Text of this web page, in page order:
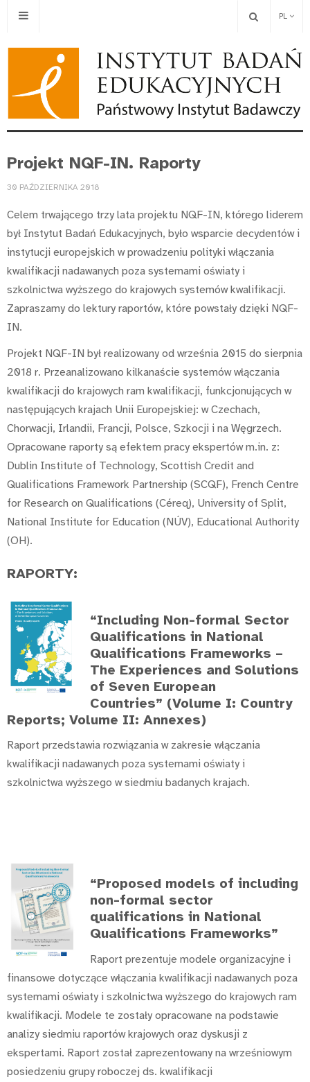
PL
Projekt NQF-IN. Raporty
30 PAŹDZIERNIKA 2018
Celem trwającego trzy lata projektu NQF-IN, którego liderem
był Instytut Badań Edukacyjnych, było wsparcie decydentów i
instytucji europejskich w prowadzeniu polityki włączania
kwalifikacji nadawanych poza systemami oświaty i
szkolnictwa wyższego do krajowych systemów kwalifikacji.
Zapraszamy do lektury raportów, które powstały dzięki NQF-
IN.
Projekt NQF-IN był realizowany od września 2015 do sierpnia
2018 r. Przeanalizowano kilkanaście systemów włączania
kwalifikacji do krajowych ram kwalifikacji, funkcjonujących w
następujących krajach Unii Europejskiej: w Czechach,
Chorwacji, Irlandii, Francji, Polsce, Szkocji i na Węgrzech.
Opracowane raporty są efektem pracy ekspertów m.in. z:
Dublin Institute of Technology, Scottish Credit and
Qualifications Framework Partnership (SCQF), French Centre
for Research on Qualifications (Céreq), University of Split,
National Institute for Education (NÚV), Educational Authority
(OH).
RAPORTY:
“Including Non-formal Sector
Qualifications in National
Qualifications Frameworks –
The Experiences and Solutions
of Seven European
Countries” (Volume I: Country
Reports; Volume II: Annexes)
Raport przedstawia rozwiązania w zakresie włączania
kwalifikacji nadawanych poza systemami oświaty i
szkolnictwa wyższego w siedmiu badanych krajach.
“Proposed models of including
non-formal sector
qualifications in National
Qualifications Frameworks”
Raport prezentuje modele organizacyjne i
finansowe dotyczące włączania kwalifikacji nadawanych poza
systemami oświaty i szkolnictwa wyższego do krajowych ram
kwalifikacji. Modele te zostały opracowane na podstawie
analizy siedmiu raportów krajowych oraz dyskusji z
ekspertami. Raport został zaprezentowany na wrześniowym
posiedzeniu grupy roboczej ds. kwalifikacji